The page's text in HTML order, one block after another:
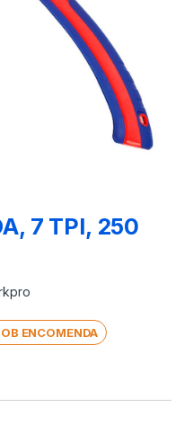
7 TPI, 250
ENCOMENDA